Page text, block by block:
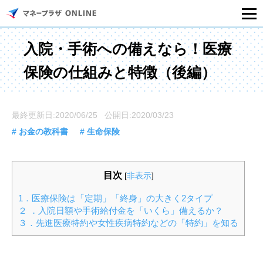
マネープラザONLINEとは
住宅ローンシミュレーション
記事一覧
住宅ローンご相談店舗一覧
セミナー情報
入院・手術への備えなら！医療
保険の仕組みと特徴（後編）
最終更新日:2020/06/25 公開日:2020/03/23
# お金の教科書
# 生命保険
目次 [非表示]
1．医療保険は「定期」「終身」の大きく2タイプ
２ ．入院日額や手術給付金を「いくら」備えるか？
３．先進医療特約や女性疾病特約などの「特約」を知る